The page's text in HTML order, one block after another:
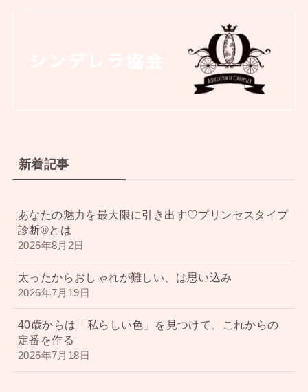
新着記事
あなたの魅力を最大限に引き出す♡プリンセスタイプ
診断®︎とは
2026年8月2日
太ったからおしゃれが難しい、は思い込み
2026年7月19日
40歳からは「私らしい色」を見つけて、これからの
定番を作る
2026年7月18日